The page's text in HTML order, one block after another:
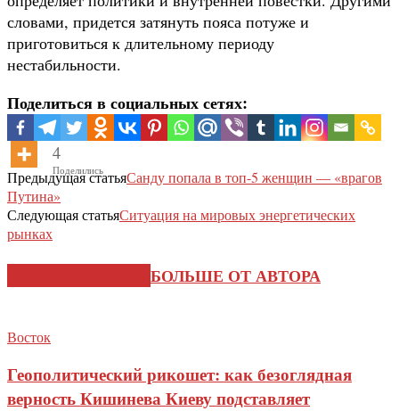
словами, придется затянуть пояса потуже и
приготовиться к длительному периоду
нестабильности.
Поделиться в социальных сетях:
4
Поделились
Предыдущая статьяСанду попала в топ-5 женщин — «врагов
Путина»
Следующая статьяСитуация на мировых энергетических
рынках
БОЛЬШЕ ОТ АВТОРА
Восток
Геополитический рикошет: как безоглядная
верность Кишинева Киеву подставляет